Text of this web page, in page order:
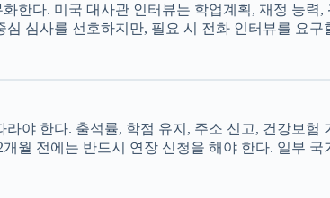
한다. 미국 대사관 인터뷰는 학업계획, 재정 능
심사를 선호하지만, 필요 시 전화 인터뷰를 요
야 한다. 출석률, 학점 유지, 주소 신고, 건강보
월 전에는 반드시 연장 신청을 해야 한다. 일부